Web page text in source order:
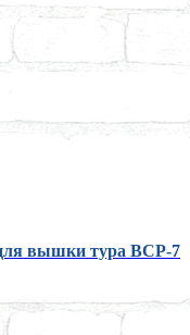
вышки тура ВСР-7